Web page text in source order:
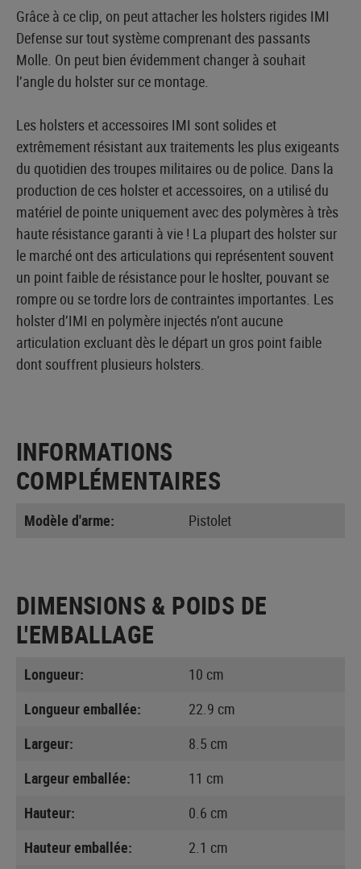
Grâce à ce clip, on peut attacher les holsters rigides IMI
Defense sur tout système comprenant des passants
Molle. On peut bien évidemment changer à souhait
l’angle du holster sur ce montage.
Les holsters et accessoires IMI sont solides et
extrêmement résistant aux traitements les plus exigeants
du quotidien des troupes militaires ou de police. Dans la
production de ces holster et accessoires, on a utilisé du
matériel de pointe uniquement avec des polymères à très
haute résistance garanti à vie ! La plupart des holster sur
le marché ont des articulations qui représentent souvent
un point faible de résistance pour le hoslter, pouvant se
rompre ou se tordre lors de contraintes importantes. Les
holster d’IMI en polymère injectés n’ont aucune
articulation excluant dès le départ un gros point faible
dont souffrent plusieurs holsters.
INFORMATIONS
COMPLÉMENTAIRES
Modèle d'arme: Pistolet
DIMENSIONS & POIDS DE
L'EMBALLAGE
Longueur:
10 cm
Longueur emballée:
22.9 cm
Largeur:
8.5 cm
Largeur emballée:
11 cm
Hauteur:
0.6 cm
Hauteur emballée:
2.1 cm